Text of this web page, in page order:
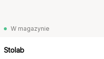
W magazynie
Stolab